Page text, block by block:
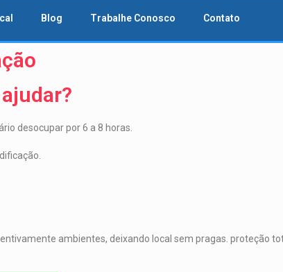
Blog Trabalhe Conosco Contato
desocupar por 6 a 8 horas.
ambientes, deixando local sem pragas. proteção